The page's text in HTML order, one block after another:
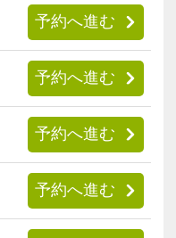
予約へ進む
予約へ進む
予約へ進む
予約へ進む